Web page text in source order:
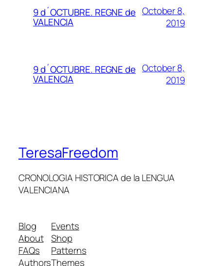
9 d´OCTUBRE. REGNE de
VALENCIA
October 8,
2019
9 d´OCTUBRE. REGNE de
VALENCIA
October 8,
2019
TeresaFreedom
CRONOLOGIA HISTORICA de la LENGUA
VALENCIANA
Blog
About
FAQs
Authors
Events
Shop
Patterns
Themes